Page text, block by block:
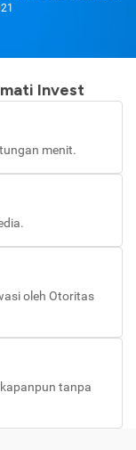
Invest
menit.
oleh Otoritas
tanpa